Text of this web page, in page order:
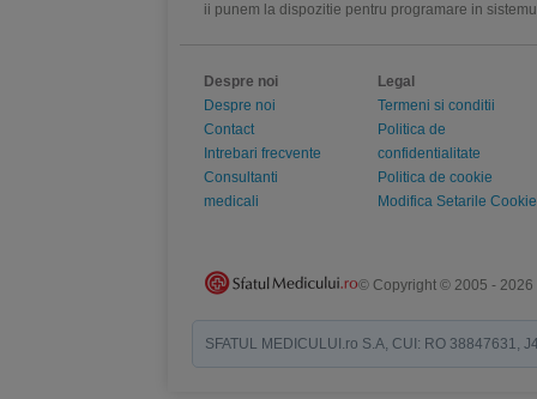
ii punem la dispozitie pentru programare in
Despre noi
Despre noi
Contact
Intrebari frecvente
Consultanti
medicali
Legal
Termeni si conditii
Politica de
confidentialitate
Politica de cookie
Modifica Setarile Cookie
© Copyright © 2005 - 2026
SFATUL MEDICULUI.ro S.A, CUI: RO 38847631,